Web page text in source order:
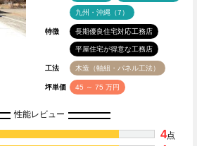
九州・沖縄（7）
特徴 長期優良住宅対応工務店
平屋住宅が得意な工務店
工法 木造（軸組・パネル工法）
坪単価 45 ～ 75 万円
性能レビュー
4点